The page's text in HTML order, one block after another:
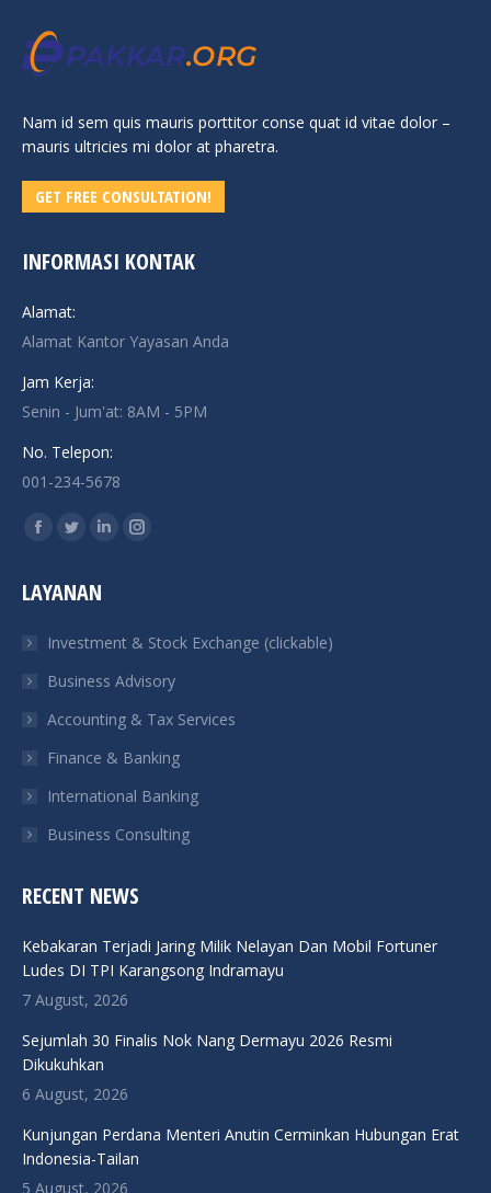
Nam id sem quis mauris porttitor conse quat id vitae dolor –
mauris ultricies mi dolor at pharetra.
GET FREE CONSULTATION!
INFORMASI KONTAK
Alamat:
Alamat Kantor Yayasan Anda
Jam Kerja:
Senin - Jum'at: 8AM - 5PM
No. Telepon:
001-234-5678
Find us on:
Facebook
opens
new
window
Twitter
opens
new
window
Linkedin
new
window
Instagram
new
window
LAYANAN
Investment & Stock Exchange (clickable)
Business Advisory
Accounting & Tax Services
Finance & Banking
International Banking
Business Consulting
RECENT NEWS
Kebakaran Terjadi Jaring Milik Nelayan Dan Mobil Fortuner
Ludes DI TPI Karangsong Indramayu
7 August, 2026
Sejumlah 30 Finalis Nok Nang Dermayu 2026 Resmi
Dikukuhkan
6 August, 2026
Kunjungan Perdana Menteri Anutin Cerminkan Hubungan Erat
Indonesia-Tailan
5 August, 2026